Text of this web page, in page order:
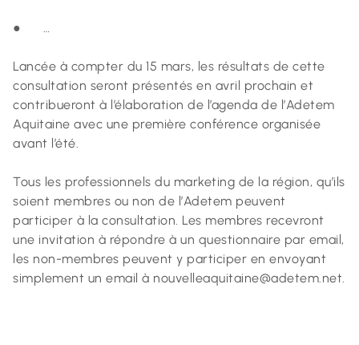
● …
Lancée à compter du 15 mars, les résultats de cette
consultation seront présentés en avril prochain et
contribueront à l’élaboration de l’agenda de l’Adetem
Aquitaine avec une première conférence organisée
avant l’été.
Tous les professionnels du marketing de la région, qu’ils
soient membres ou non de l’Adetem peuvent
participer à la consultation. Les membres recevront
une invitation à répondre à un questionnaire par email,
les non-membres peuvent y participer en envoyant
simplement un email à nouvelleaquitaine@adetem.net.